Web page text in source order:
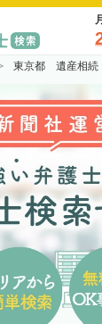
東京都 遺産相